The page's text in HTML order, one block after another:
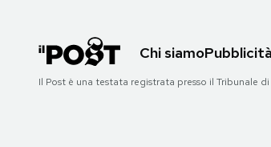
Chi siamoPubblicità
Il Post è una testata registrata presso il Tribunale